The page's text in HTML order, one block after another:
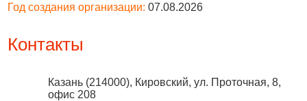
Год создания организации: 07.08.2026
Контакты
Казань (214000), Кировский, ул. Проточная, 8,
офис 208